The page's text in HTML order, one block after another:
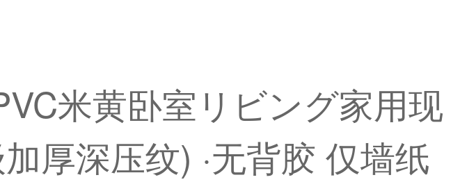
米黄卧室リビング家用现
厚深压纹) ·无背胶 仅墙纸